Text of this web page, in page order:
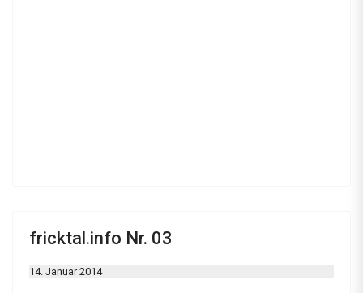
fricktal.info Nr. 03
14. Januar 2014